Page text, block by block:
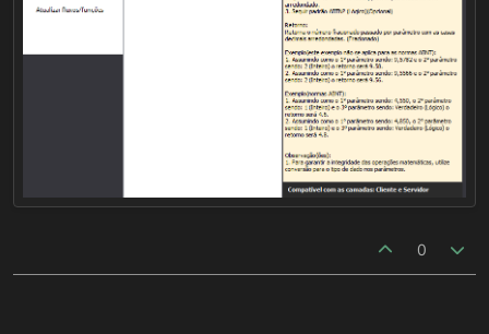
Curiosamente eu realizei essa mesma operação
utilizando JavaScript diretamente no browser e o
resultado é o mesmo que você teve rs.
0